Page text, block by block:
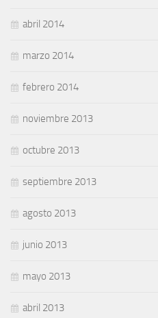
abril 2014
marzo 2014
febrero 2014
noviembre 2013
octubre 2013
septiembre 2013
agosto 2013
junio 2013
mayo 2013
abril 2013